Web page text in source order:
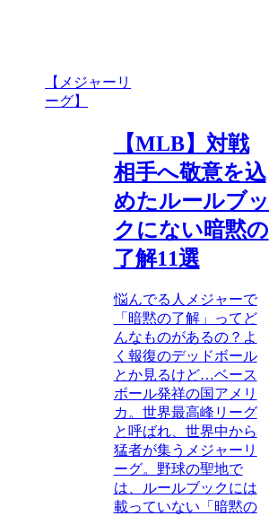
【メジャーリ
ーグ】
【MLB】対戦
相手へ敬意を込
めたルールブッ
クにない暗黙の
了解11選
悩んでる人メジャーで
「暗黙の了解」ってど
んなものがあるの？よ
く報復のデッドボール
とか見るけど…ベース
ボール発祥の国アメリ
カ。世界最高峰リーグ
と呼ばれ、世界中から
猛者が集うメジャーリ
ーグ。野球の聖地で
は、ルールブックには
載っていない「暗黙の